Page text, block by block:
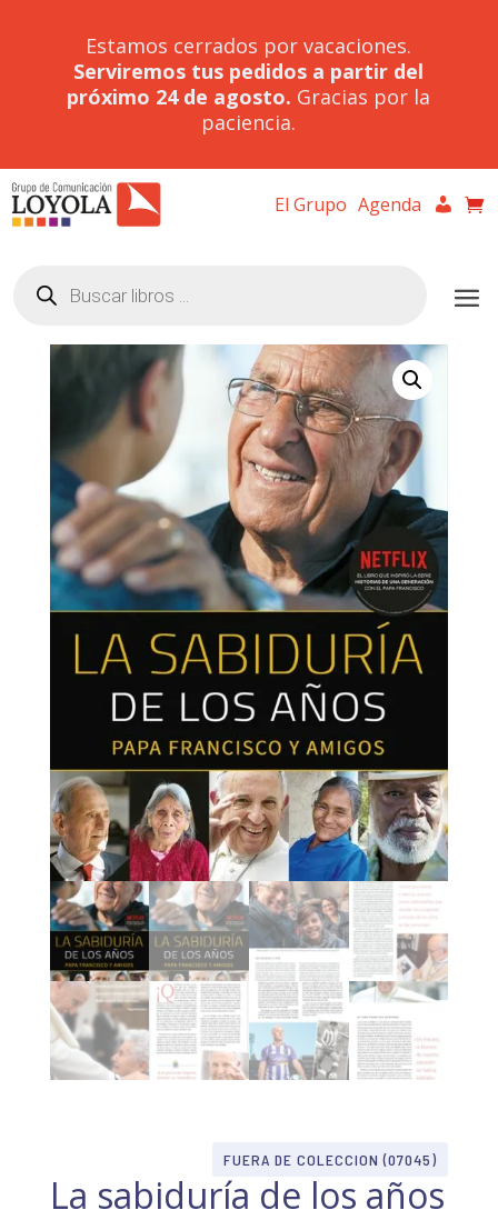
Estamos cerrados por vacaciones.
Serviremos tus pedidos a partir del
próximo 24 de agosto. Gracias por la
paciencia.
El Grupo Agenda
productos
FUERA DE COLECCION (07045)
La sabiduría de los años